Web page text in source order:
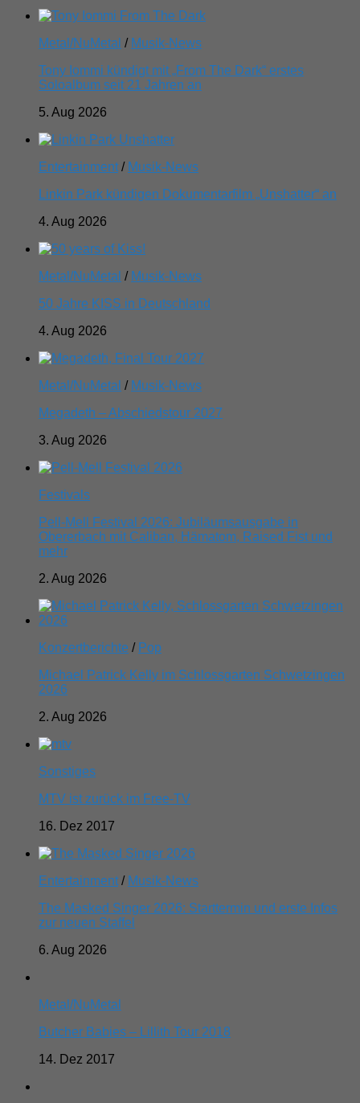
Metal/NuMetal / Musik-News
Tony Iommi kündigt mit „From The Dark“ erstes
Soloalbum seit 21 Jahren an
5. Aug 2026
Entertainment / Musik-News
Linkin Park kündigen Dokumentarfilm „Unshatter“ an
4. Aug 2026
Metal/NuMetal / Musik-News
50 Jahre KISS in Deutschland
4. Aug 2026
Metal/NuMetal / Musik-News
Megadeth – Abschiedstour 2027
3. Aug 2026
Festivals
Pell-Mell Festival 2026: Jubiläumsausgabe in
Obererbach mit Caliban, Hämatom, Raised Fist und
mehr
2. Aug 2026
Konzertberichte / Pop
Michael Patrick Kelly im Schlossgarten Schwetzingen
2026
2. Aug 2026
Sonstiges
MTV ist zurück im Free-TV
16. Dez 2017
Entertainment / Musik-News
The Masked Singer 2026: Starttermin und erste Infos
zur neuen Staffel
6. Aug 2026
Metal/NuMetal
Butcher Babies – Lillith Tour 2018
14. Dez 2017